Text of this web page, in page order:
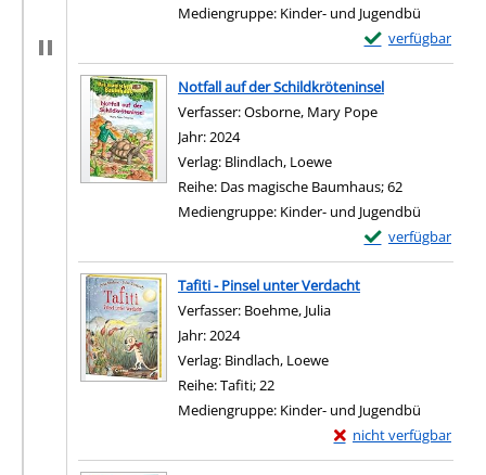
Mediengruppe: Kinder- und Jugendbü
verfügbar
Exemplar-Details
Zum Download
Notfall auf der Schildkröteninsel
Verfasser:Osborne, Mary Pope
Jahr:2024
Verlag: Blindlach, Loewe
Reihe: Das magische Baumhaus; 62
Mediengruppe: Kinder- und Jugendbü
verfügbar
Exemplar-
Zum Download
Tafiti - Pinsel unter Verdacht
Verfasser: Boehme, Julia
Jahr:2024
Verlag: Bindlach, Loewe
Reihe:Tafiti; 22
Mediengruppe: Kinder- und Jugendbü
nicht verfügbar
Exemplar-Details von
Zum Download von